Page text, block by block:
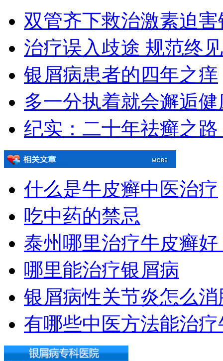
双管齐下救治激素迫
治疗误入歧途 规范终
银屑病患者的四年之痒
多一分执着就会邂逅健
纪实：二十年祛癣之
什么是牛皮癣中医治疗
吃中药的禁忌
泰州哪里治疗牛皮癣
哪里能治疗银屑病
银屑病性关节炎怎么消
有哪些中医方法能治